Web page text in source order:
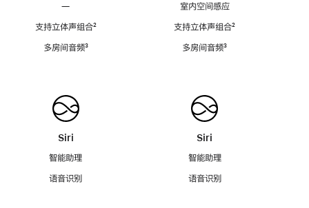
—
支持立体声组合脚
²
多房间音频脚
³
Siri
智能助理
语音识别
室内空间感应
支持立体声组合脚
²
多房间音频脚
³
Siri
智能助理
语音识别